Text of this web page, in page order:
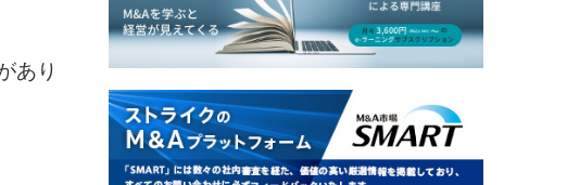
あり